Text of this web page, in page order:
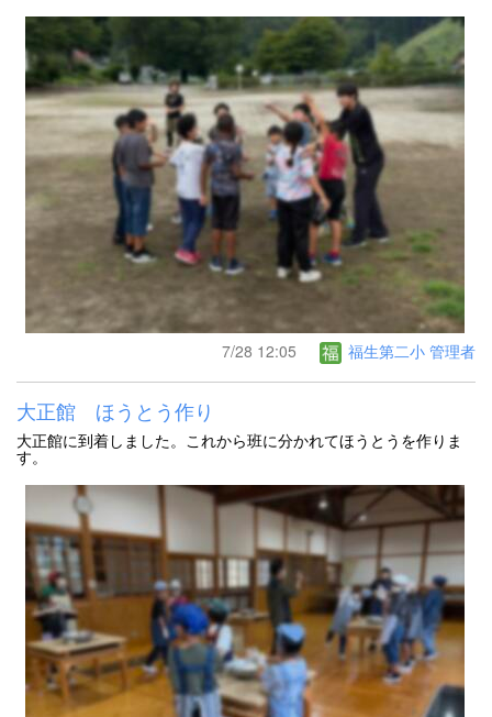
7/28 12:05 福生第二小 管理者
大正館 ほうとう作り
大正館に到着しました。これから班に分かれてほうとうを作りま
す。